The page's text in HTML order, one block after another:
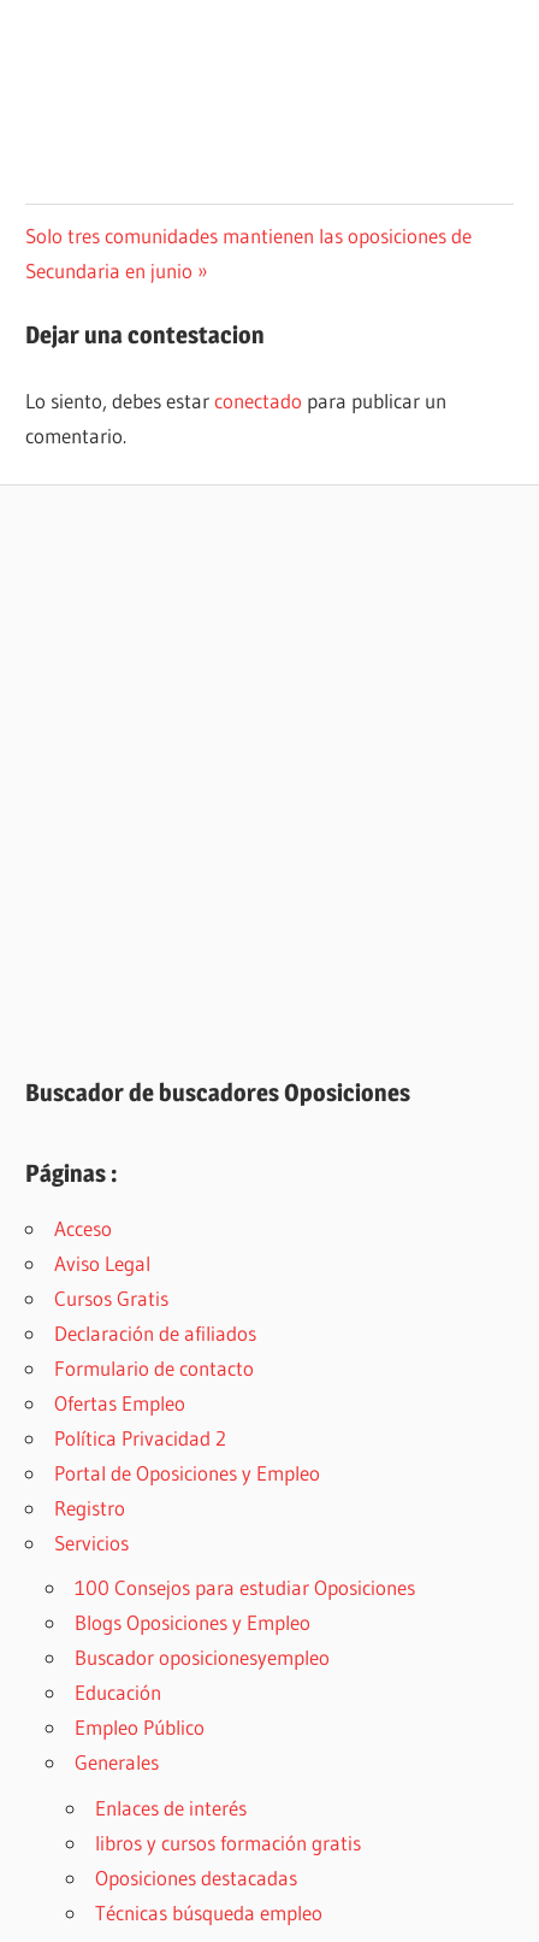
NOVEDADES
Navegación
de
entradas
Siguiente
entrada:
Solo tres comunidades mantienen las oposiciones de
Secundaria en junio
Dejar una contestacion
Lo siento, debes estarconectado para publicar un
comentario.
Buscador de buscadores Oposiciones
Páginas :
Acceso
Aviso Legal
Cursos Gratis
Declaración de afiliados
Formulario de contacto
Ofertas Empleo
Política Privacidad 2
Portal de Oposiciones y Empleo
Registro
Servicios
100 Consejos para estudiar Oposiciones
Blogs Oposiciones y Empleo
Buscador oposicionesyempleo
Educación
Empleo Público
Generales
Enlaces de interés
libros y cursos formación gratis
Oposiciones destacadas
Técnicas búsqueda empleo